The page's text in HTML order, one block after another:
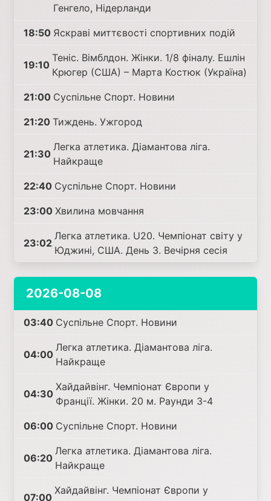
Генгело, Нідерланди
18:50 Яскраві миттєвості спортивних подій
19:10
Теніс. Вімблдон. Жінки. 1/8 фіналу. Ешлін
Крюгер (США) – Марта Костюк (Україна)
21:00 Суспільне Спорт. Новини
21:20 Тиждень. Ужгород
21:30
Легка атлетика. Діамантова ліга.
Найкраще
22:40 Суспільне Спорт. Новини
23:00 Хвилина мовчання
23:02
Легка атлетика. U20. Чемпіонат світу у
Юджині, США. День 3. Вечірня сесія
2026-08-08
03:40 Суспільне Спорт. Новини
04:00
Легка атлетика. Діамантова ліга.
Найкраще
04:30
Хайдайвінг. Чемпіонат Європи у
Франції. Жінки. 20 м. Раунди 3-4
06:00 Суспільне Спорт. Новини
06:20
Легка атлетика. Діамантова ліга.
Найкраще
07:00
Хайдайвінг. Чемпіонат Європи у